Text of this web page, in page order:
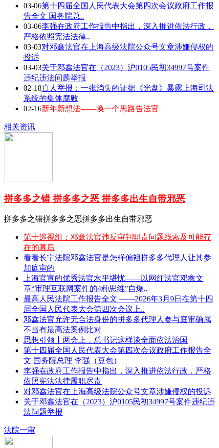
03-06第十四届全国人民代表大会第四次会议政府工作报
告全文 国务院总..
03-06李强在政府工作报告中指出，深入推进依法行政，
严格依照宪法法律..
03-03对邓鑫法官在上海高级法院公众号文章涉嫌侵权的
投诉
03-03关于邓鑫法官在（2023）沪0105民初34997号案件
违纪违法问题举报
02-18真人举报：一张消失的证据《光盘》暴露上海司法
系统的集体腐败
02-16新年新想法——换一个思路告法官
相关资讯
拼多多之错 拼多多之恶 拼多多出生自带邪恶
拼多多之错拼多多之恶拼多多出生自带邪恶
第十巡视组：邓鑫法官违反审判职责问题线索及可能存
在的幕后
看看长宁法院邓鑫法官是怎样偏袒拼多多代理人让其参
加庭审的
上海官宣的优秀法官水平堪忧——以网红法官邓鑫文
章“审理互联网案件的4种思维”自爆..
最高人民法院工作报告全文 ——2026年3月9日在第十四
届全国人民代表大会第四次会议上..
邓鑫法官允许无合法身份的拼多多代理人参与庭审确属
不当有最高法案例比对
思想引领丨两会上，总书记这样谈全面依法治国
第十四届全国人民代表大会第四次会议政府工作报告全
文 国务院总理 李强（豆包）
李强在政府工作报告中指出，深入推进依法行政，严格
依照宪法法律履职尽责
对邓鑫法官在上海高级法院公众号文章涉嫌侵权的投诉
关于邓鑫法官在（2023）沪0105民初34997号案件违纪违
法问题举报
法院一审